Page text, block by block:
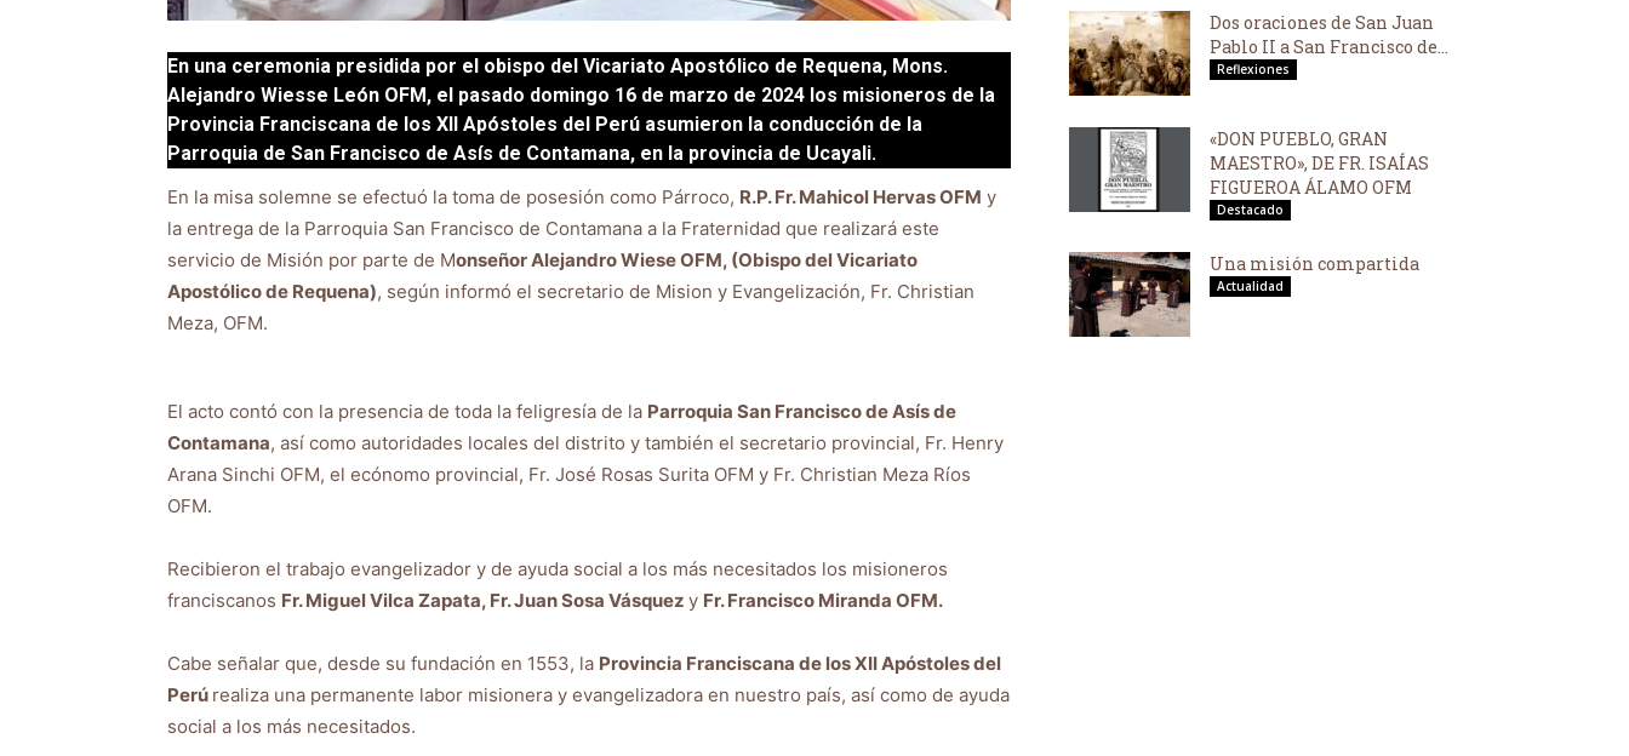
En una ceremonia presidida por el obispo del Vicariato Apostólico de Requena, Mons.
Alejandro Wiesse León OFM, el pasado domingo 16 de marzo de 2024 los misioneros de la
Provincia Franciscana de los XII Apóstoles del Perú asumieron la conducción de la
Parroquia de San Francisco de Asís de Contamana, en la provincia de Ucayali.
En la misa solemne se efectuó la toma de posesión como Párroco, R.P. Fr. Mahicol Hervas OFM y
la entrega de la Parroquia San Francisco de Contamana a la Fraternidad que realizará este
servicio de Misión por parte de Monseñor Alejandro Wiese OFM, (Obispo del Vicariato
Apostólico de Requena), según informó el secretario de Mision y Evangelización, Fr. Christian
Meza, OFM.
El acto contó con la presencia de toda la feligresía de la Parroquia San Francisco de Asís de
Contamana, así como autoridades locales del distrito y también el secretario provincial, Fr. Henry
Arana Sinchi OFM, el ecónomo provincial, Fr. José Rosas Surita OFM y Fr. Christian Meza Ríos
OFM.
Recibieron el trabajo evangelizador y de ayuda social a los más necesitados los misioneros
franciscanos Fr. Miguel Vilca Zapata, Fr. Juan Sosa Vásquez y Fr. Francisco Miranda OFM.
Cabe señalar que, desde su fundación en 1553, la Provincia Franciscana de los XII Apóstoles del
Perú realiza una permanente labor misionera y evangelizadora en nuestro país, así como de ayuda
social a los más necesitados.
Dos oraciones de San Juan
Pablo II a San Francisco de...
Reflexiones
«DON PUEBLO, GRAN
MAESTRO», DE FR. ISAÍAS
FIGUEROA ÁLAMO OFM
Destacado
Una misión compartida
Actualidad